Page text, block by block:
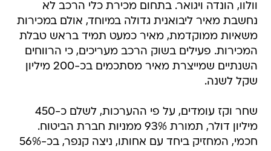
וולוו, הונדה ויגואר. בתחום מכירת כלי הרכב לא
נחשבת מאיר ליבואנית גדולה במיוחד, אולם במכירות
משאיות ממוקדמת, מאיר כמעט תמיד בראש טבלת
המכירות. פעילים בשוק הרכב מעריכים, כי הרווחים
השנתיים שמייצרת מאיר מסתכמים בכ-200 מיליון
שקל לשנה.
שחר וקז עומדים, על פי ההערכות, לשלם כ-450
מיליון דולר, תמורת 93% ממניות חברת הביטוח.
חכמי, המחזיק ביחד עם אחותו, ניצה קנפר, בכ-56%